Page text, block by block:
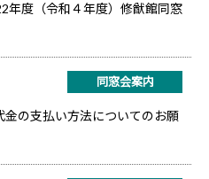
度（令和４年度）修猷館同窓
同窓会案内
の支払い方法についてのお願